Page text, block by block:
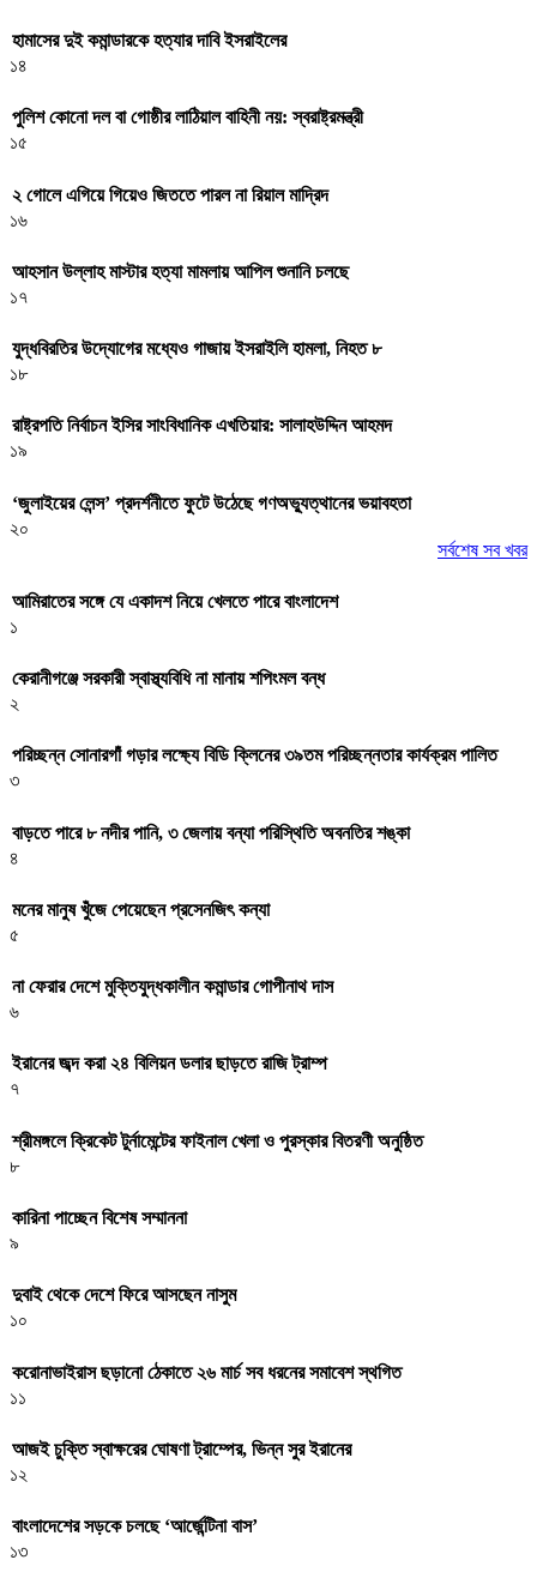
হামাসের দুই কমান্ডারকে হত্যার দাবি ইসরাইলের
১৪
পুলিশ কোনো দল বা গোষ্ঠীর লাঠিয়াল বাহিনী নয়: স্বরাষ্ট্রমন্ত্রী
১৫
২ গোলে এগিয়ে গিয়েও জিততে পারল না রিয়াল মাদ্রিদ
১৬
আহসান উল্লাহ মাস্টার হত্যা মামলায় আপিল শুনানি চলছে
১৭
যুদ্ধবিরতির উদ্যোগের মধ্যেও গাজায় ইসরাইলি হামলা, নিহত ৮
১৮
রাষ্ট্রপতি নির্বাচন ইসির সাংবিধানিক এখতিয়ার: সালাহউদ্দিন আহমদ
১৯
‘জুলাইয়ের লেন্স’ প্রদর্শনীতে ফুটে উঠেছে গণঅভ্যুত্থানের ভয়াবহতা
২০
সর্বশেষ সব খবর
আমিরাতের সঙ্গে যে একাদশ নিয়ে খেলতে পারে বাংলাদেশ
১
কেরানীগঞ্জে সরকারী স্বাস্থ্যবিধি না মানায় শপিংমল বন্ধ
২
পরিচ্ছন্ন সোনারগাঁ গড়ার লক্ষ্যে বিডি ক্লিনের ৩৯তম পরিচ্ছন্নতার কার্যক্রম পালিত
৩
বাড়তে পারে ৮ নদীর পানি, ৩ জেলায় বন্যা পরিস্থিতি অবনতির শঙ্কা
৪
মনের মানুষ খুঁজে পেয়েছেন প্রসেনজিৎ কন্যা
৫
না ফেরার দেশে মুক্তিযুদ্ধকালীন কমান্ডার গোপীনাথ দাস
৬
ইরানের জব্দ করা ২৪ বিলিয়ন ডলার ছাড়তে রাজি ট্রাম্প
৭
শ্রীমঙ্গলে ক্রিকেট টুর্নামেন্টের ফাইনাল খেলা ও পুরস্কার বিতরণী অনুষ্ঠিত
৮
কারিনা পাচ্ছেন বিশেষ সম্মাননা
৯
দুবাই থেকে দেশে ফিরে আসছেন নাসুম
১০
করোনাভাইরাস ছড়ানো ঠেকাতে ২৬ মার্চ সব ধরনের সমাবেশ স্থগিত
১১
আজই চুক্তি স্বাক্ষরের ঘোষণা ট্রাম্পের, ভিন্ন সুর ইরানের
১২
বাংলাদেশের সড়কে চলছে ‘আর্জেন্টিনা বাস’
১৩